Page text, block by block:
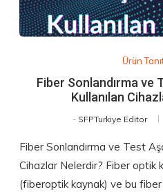
Ürün
Fiber Sonlandırma ve
Kullanılan
- SFPTurkiye Editor
Fiber Sonlandırma ve Test
Cihazlar Nelerdir? Fiber optik
(fiberoptik kaynak) ve bu